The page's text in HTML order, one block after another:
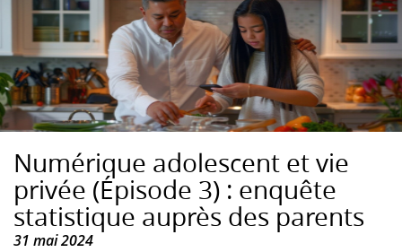
Numérique adolescent et vie
privée (Épisode 3) : enquête
statistique auprès des parents
31 mai 2024